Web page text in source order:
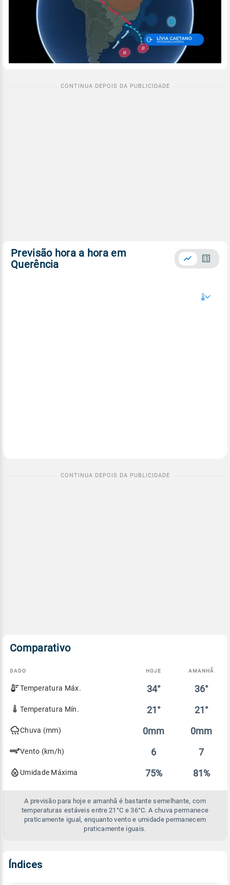
Previsão hora a hora em
Querência
Comparativo
Comparativo
entre
previsão
hoje
DADO HOJE AMANHÃ
Temperatura Máx. 34° 36°
Temperatura Mín. 21° 21°
Chuva (mm) 0mm 0mm
Vento (km/h) 6 7
Umidade Máxima 75% 81%
A previsão para hoje e amanhã é bastante semelhante, com
temperaturas estáveis entre 21°C e 36°C. A chuva permanece
praticamente igual, enquanto vento e umidade permanecem
praticamente iguais.
Índices